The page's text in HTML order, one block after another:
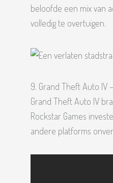
beloofde een mix van
volledig te overtuigen.
9. Grand Theft Auto IV
Grand Theft Auto IV
Rockstar Games
andere platforms